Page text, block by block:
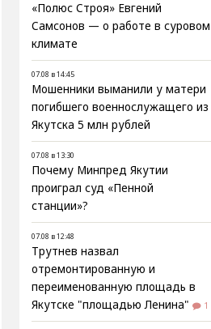
«Полюс Строя» Евгений
Самсонов — о работе в суровом
климате
07.08 в 14:45
Мошенники выманили у матери
погибшего военнослужащего из
Якутска 5 млн рублей
07.08 в 13:30
Почему Минпред Якутии
проиграл суд «Пенной
станции»?
07.08 в 12:48
Трутнев назвал
отремонтированную и
переименованную площадь в
Якутске "площадью Ленина"
1